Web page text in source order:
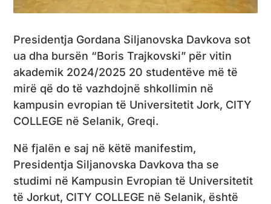
Presidentja Gordana Siljanovska Davkova sot
ua dha bursën “Boris Trajkovski” për vitin
akademik 2024/2025 20 studentëve më të
mirë që do të vazhdojnë shkollimin në
kampusin evropian të Universitetit Jork, CITY
COLLEGE në Selanik, Greqi.
Në fjalën e saj në këtë manifestim,
Presidentja Siljanovska Davkova tha se
studimi në Kampusin Evropian të Universitetit
të Jorkut, CITY COLLEGE në Selanik, është